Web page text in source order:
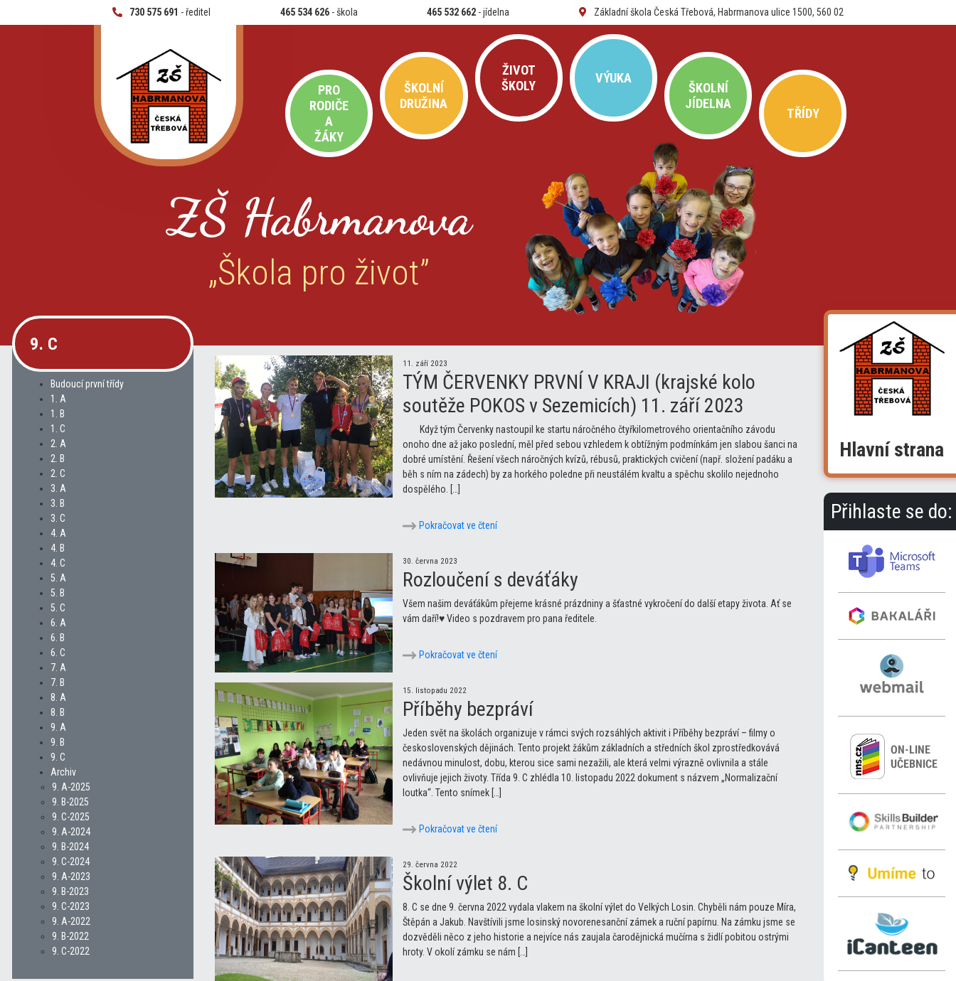
730 575 691 - ředitel 465 534 626- škola 465 532 662 - jídelna Základní škola Česká Třebová, Habrmanova ulice 1500, 560 02
PRO
RODIČE
A
ŽÁKY
ŠKOLNÍ
DRUŽINA
ŽIVOT
ŠKOLY
VÝUKA
ŠKOLNÍ
JÍDELNA
TŘÍDY
ZŠ Habrmanova
„Škola pro život”
Hlavní strana
Přihlaste se do:
9. C
Budoucí první třídy
1. A
1. B
1. C
2. A
2. B
2. C
3. A
3. B
3. C
4. A
4. B
4. C
5. A
5. B
5. C
6. A
6. B
6. C
7. A
7. B
8. A
8. B
9. A
9. B
9. C
Archiv
9. A-2025
9. B-2025
9. C-2025
9. A-2024
9. B-2024
9. C-2024
9. A-2023
9. B-2023
9. C-2023
9. A-2022
9. B-2022
9. C-2022
11. září 2023
TÝM ČERVENKY PRVNÍ V KRAJI (krajské kolo
soutěže POKOS v Sezemicích) 11. září 2023
Když tým Červenky nastoupil ke startu náročného čtyřkilometrového orientačního závodu
onoho dne až jako poslední, měl před sebou vzhledem k obtížným podmínkám jen slabou šanci na
dobré umístění. Řešení všech náročných kvízů, rébusů, praktických cvičení (např. složení padáku a
běh s ním na zádech) by za horkého poledne při neustálém kvaltu a spěchu skolilo nejednoho
dospělého. […]
Pokračovat ve čtení
30. června 2023
Rozloučení s deváťáky
Všem našim deváťákům přejeme krásné prázdniny a šťastné vykročení do další etapy života. Ať se
vám daří!♥ Video s pozdravem pro pana ředitele.
Pokračovat ve čtení
15. listopadu 2022
Příběhy bezpráví
Jeden svět na školách organizuje v rámci svých rozsáhlých aktivit i Příběhy bezpráví – filmy o
československých dějinách. Tento projekt žákům základních a středních škol zprostředkovává
nedávnou minulost, dobu, kterou sice sami nezažili, ale která velmi výrazně ovlivnila a stále
ovlivňuje jejich životy. Třída 9. C zhlédla 10. listopadu 2022 dokument s názvem „Normalizační
loutka“. Tento snímek […]
Pokračovat ve čtení
29. června 2022
Školní výlet 8. C
8. C se dne 9. června 2022 vydala vlakem na školní výlet do Velkých Losin. Chyběli nám pouze Míra,
Štěpán a Jakub. Navštívili jsme losinský novorenesanční zámek a ruční papírnu. Na zámku jsme se
dozvěděli něco z jeho historie a nejvíce nás zaujala čarodějnická mučírna s židlí pobitou ostrými
hroty. V okolí zámku se nám […]